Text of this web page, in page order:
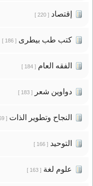
إقتصاد[ 220 ]
كتب طب بيطرى[ 186 ]
الفقه العام[ 184 ]
دواوين شعر[ 183 ]
النجاح وتطوير الذات[ 169 ]
التوحيد[ 166 ]
علوم لغة[ 163 ]